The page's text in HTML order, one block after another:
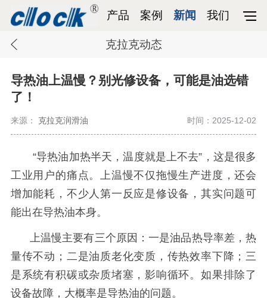
产品 案例 新闻 我们
克拉克动态
导热油上温慢？别光修设备，可能是油选错
了！
来源： 克拉克润滑油 时间：2025-12-02
“导热油加热半天，温度就是上不去”，这是很多
工业用户的痛点。上温慢不仅拖慢生产进度，还会
增加能耗，不少人第一反应是修设备，其实问题可
能出在导热油本身。
上温慢主要有三个原因：一是油品热导率差，热
量传不动；二是油质老化变质，传热效率下降；三
是系统有积碳或杂质堵塞，影响循环。如果排除了
设备故障，大概率是导热油的问题。